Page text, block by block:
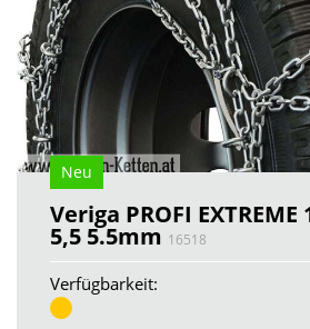
Neu
Veriga PROFI EXTREME
5,5 5.5mm 16518
Verfügbarkeit: